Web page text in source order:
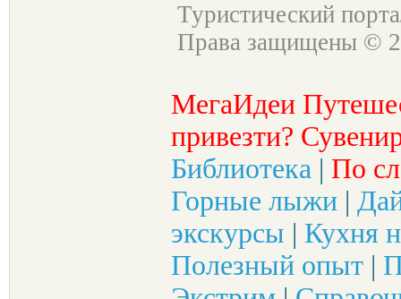
Туристический
Права защищены ©
МегаИдеи
привезти?
Библиотека | По
Горные лыжи |
экскурсы | Кухня
Полезный опыт |